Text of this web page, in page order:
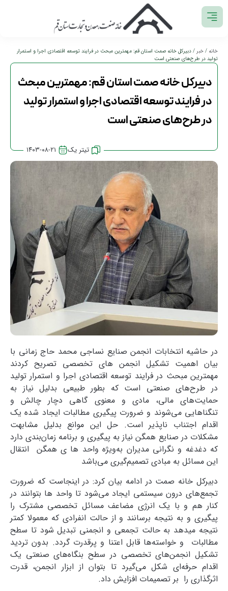
خانه / خبر / دبیرکل خانه صمت استان قم: مهمترین مبحث در فرایند توسعه اقتصادی اجرا و استمرار
تولید در طرح‌های صنعتی است
دبیرکل خانه صمت استان قم: مهمترین مبحث
در فرایند توسعه اقتصادی اجرا و استمرار تولید
در طرح‌های صنعتی است
تیتر یک ۱۴۰۳-۰۸-۲۱
در حاشیه انتخابات انجمن صنایع نساجی محمد حاج زمانی با
بیان اهمیت تشکیل انجمن های تخصصی تصریح کردند
مهمترین مبحث در فرایند توسعه اقتصادی اجرا و استمرار تولید
در طرح‌های صنعتی است که بطور طبیعی بدلیل نیاز به
حمایت‌های مالی، مادی و معنوی گاهی دچار چالش و
تنگناهایی می‌شوند و ضرورت پیگیری مطالبات ایجاد شده یک
اقدام اجتناب ناپذیر است. حل این موانع بدلیل مشابهت
مشکلات در صنایع همگن نیاز به پیگیری و برنامه زمان‌بندی دارد
که دغدغه و نگرانی مدیران به‌ویژه واحد ها ی همگن انتقال
این مسائل به مبادی تصمیم‌گیری می‌باشد
دبیرکل خانه صمت در ادامه بیان کرد: در اینجاست که ضرورت
تجمع‌های درون سیستمی ایجاد می‌شود تا واحد ها بتوانند در
کنار هم و با یک انرژی مضاعف مسائل تخصصی مشترک را
پیگیری و به نتیجه برسانند و از حالت انفرادی که معمولا کمتر
نتیجه میدهد به حالت تجمعی و انجمنی تبدیل شود تا سطح
مطالبات و خواسته‎‌ها قابل اعتنا و پرقدرت گردد. بدون تردید
تشکیل انجمن‌های تخصصی در سطح بنگاه‌های صنعتی یک
اقدام حرفه‌ای شکل می‌گیرد تا بتوان از ابزار انجمن، قدرت
اثرگذاری را بر تصمیمات افزایش داد.